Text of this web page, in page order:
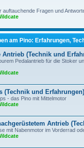
auftauchende Fragen und
am Pino: Erfahrungen,
Antrieb (Technik und
Pedalantrieb für die Stoker
(Technik und Erfahrungen)
- das Pino mit Mittelmotor
Antrieb
mit Nabenmotor im Vorderrad